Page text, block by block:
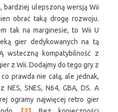
bardziej ulepszoną wersją Wii
obrać taką drogę rozwoju.
tak na marginesie, to Wii U
gier dedykowanych na tą
wsteczną kompatybilność z
z Wii. Dodajmy do tego gry z
prawda nie całą, ale jednak,
SNES, N64, GBA, DS. A
ogramy najwięcej retro gier